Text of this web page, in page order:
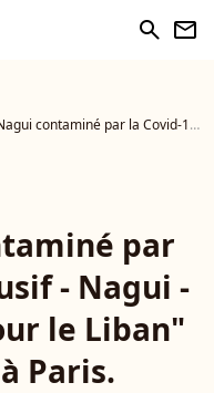
search newsletter
Covid-19 - Exclusif - Nagui - Concert "Unis pour le Liban" à l'Olympia à Paris. © Da Silva-Moreau / Bestimage - Photo
par
- Nagui -
le Liban"
Paris.